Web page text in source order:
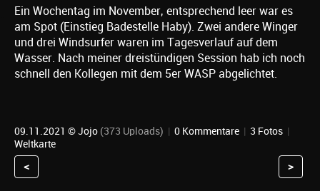
Ein Wochentag im November, entsprechend leer war es
am Spot (Einstieg Badestelle Haby). Zwei andere Winger
und drei Windsurfer waren im Tagesverlauf auf dem
Wasser. Nach meiner dreistündigen Session hab ich noch
schnell den Kollegen mit dem 5er WASP abgelichtet.
09.11.2021 ©Jojo (373 Uploads) | 0 Kommentare | 3 Fotos |
Weltkarte
< >